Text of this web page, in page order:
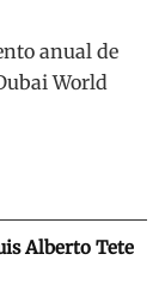
anual de
World
Alberto Tete